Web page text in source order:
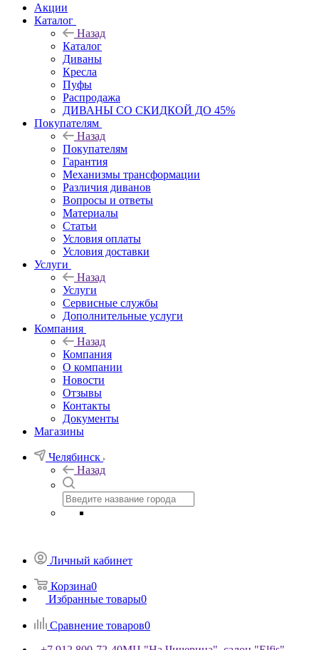
Акции
Каталог
Назад
Каталог
Диваны
Кресла
Пуфы
Распродажа
ДИВАНЫ СО СКИДКОЙ ДО 45%
Покупателям
Назад
Покупателям
Гарантия
Механизмы трансформации
Различия диванов
Вопросы и ответы
Материалы
Статьи
Условия оплаты
Условия доставки
Услуги
Назад
Услуги
Сервисные службы
Дополнительные услуги
Компания
Назад
Компания
О компании
Новости
Отзывы
Контакты
Документы
Магазины
Челябинск
Назад
Личный кабинет
Корзина0
Избранные товары0
Сравнение товаров0